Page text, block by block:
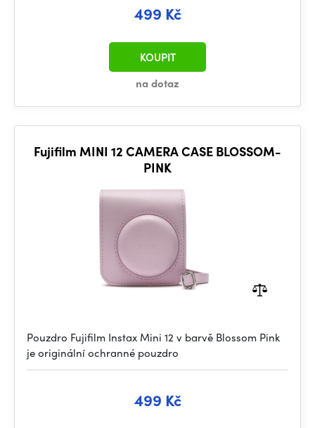
499 Kč
na dotaz
KOUPIT
Fujifilm MINI 12 CAMERA CASE BLOSSOM-
PINK
Pouzdro Fujifilm Instax Mini 12 v barvě Blossom Pink
je originální ochranné pouzdro
499 Kč